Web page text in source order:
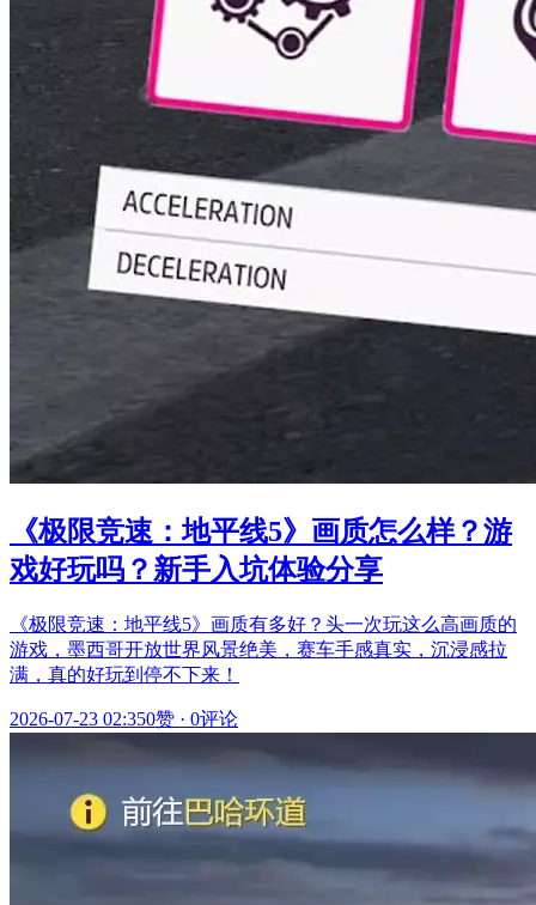
《极限竞速：地平线5》画质怎么样？游
戏好玩吗？新手入坑体验分享
《极限竞速：地平线5》画质有多好？头一次玩这么高画质的
游戏，墨西哥开放世界风景绝美，赛车手感真实，沉浸感拉
满，真的好玩到停不下来！
2026-07-23 02:350赞 · 0评论